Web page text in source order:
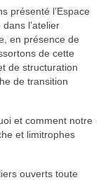
présenté l’Espace
l’atelier
en présence de
de cette
de structuration
de transition
et comment notre
et limitrophes
ouverts toute